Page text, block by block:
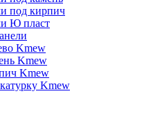
под кирпич
Ю пласт
Kmew
Kmew
Kmew
Kmew